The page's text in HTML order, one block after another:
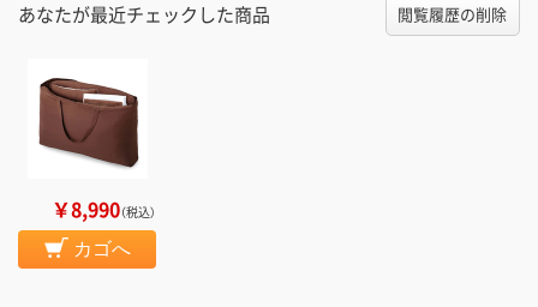
あなたが最近チェックした商品 閲覧履歴の削除
￥8,990（税込）
カゴへ